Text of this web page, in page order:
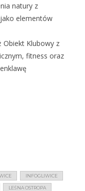
natury z
elementów
Obiekt Klubowy z
fitness oraz
INFOGLIWICE
LEŚNA OSTROPA